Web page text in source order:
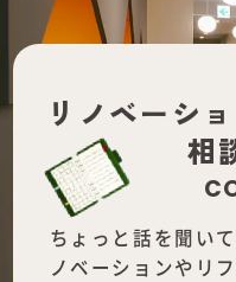
リノベーショ
相
ちょっと話を聞い
ノベーションやリ